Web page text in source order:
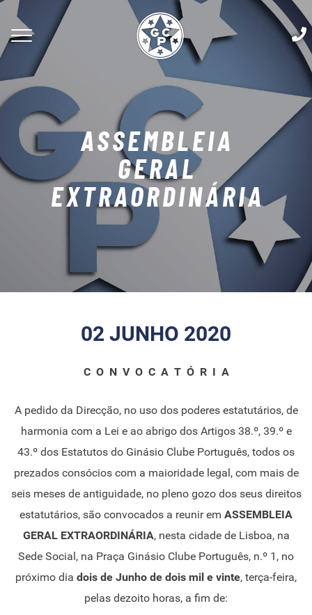
ASSEMBLEIA
GERAL
EXTRAORDINÁRIA
02 JUNHO 2020
C O N V O C A T Ó R I A
A pedido da Direcção, no uso dos poderes estatutários, de
harmonia com a Lei e ao abrigo dos Artigos 38.º, 39.º e
43.º dos Estatutos do Ginásio Clube Português, todos os
prezados consócios com a maioridade legal, com mais de
seis meses de antiguidade, no pleno gozo dos seus direitos
estatutários, são convocados a reunir em ASSEMBLEIA
GERAL EXTRAORDINÁRIA, nesta cidade de Lisboa, na
Sede Social, na Praça Ginásio Clube Português, n.º 1, no
próximo dia dois de Junho de dois mil e vinte, terça-feira,
pelas dezoito horas, a fim de: